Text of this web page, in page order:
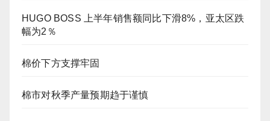
HUGO BOSS 上半年销售额同比下滑8%，亚太区跌
幅为2％
棉价下方支撑牢固
棉市对秋季产量预期趋于谨慎